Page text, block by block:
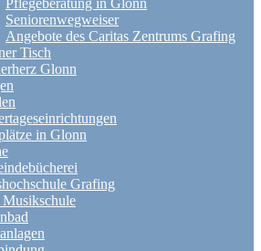
Pflegeberatung in Glonn
Seniorenwegweiser
Angebote des Caritas Zentrums Grafing
Tisch
Glonn
in Glonn
Grafing